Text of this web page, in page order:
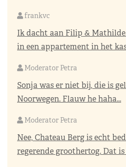
frankvc
Ik dacht aan Filip &
in een appartement in het
Moderator Petra
Sonja was er niet bij, die is
Noorwegen. Flauw he haha...
Moderator Petra
Nee, Chateau Berg is echt
regerende groothertog. Dat